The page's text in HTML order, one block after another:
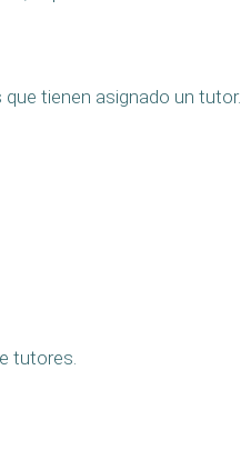
tienen asignado un tutor.
tutores.